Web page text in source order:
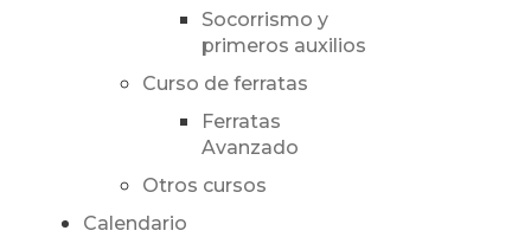
Socorrismo y
primeros auxilios
Curso de ferratas
Ferratas
Avanzado
Otros cursos
Calendario